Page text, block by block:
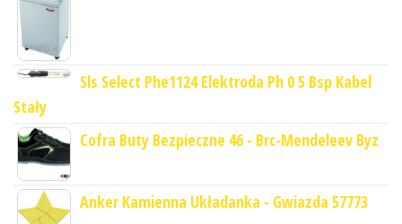
Sls Select Phe1124 Elektroda Ph 0 5 Bsp Kabel
Stały
Cofra Buty Bezpieczne 46 - Brc-Mendeleev Byz
Anker Kamienna Układanka - Gwiazda 57773